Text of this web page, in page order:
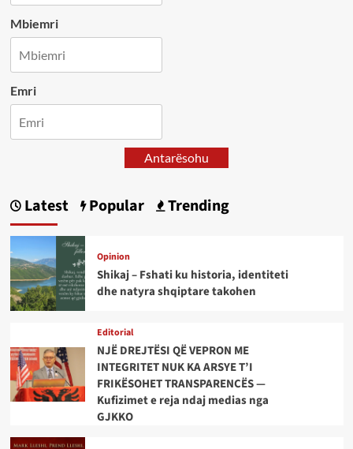
Mbiemri
Emri
Antarësohu
Latest Popular Trending
Opinion
Shikaj – Fshati ku historia, identiteti
dhe natyra shqiptare takohen
Editorial
NJË DREJTËSI QË VEPRON ME
INTEGRITET NUK KA ARSYE T’I
FRIKËSOHET TRANSPARENCËS —
Kufizimet e reja ndaj medias nga
GJKKO